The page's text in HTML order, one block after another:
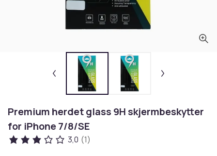
Premium herdet glass 9H skjermbeskytter
for iPhone 7/8/SE
3,0 (1)